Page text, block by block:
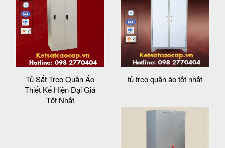
Tủ Sắt Treo Quần Áo
Thiết Kế Hiện Đại Giá
Tốt Nhất
tủ treo quần áo tốt nhất